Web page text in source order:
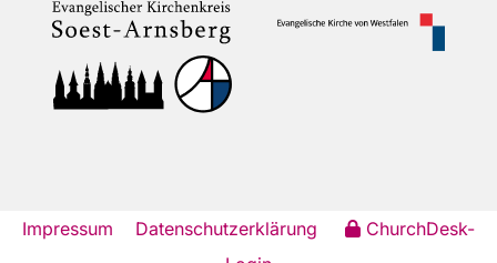
Impressum Datenschutzerklärung
ChurchDesk-